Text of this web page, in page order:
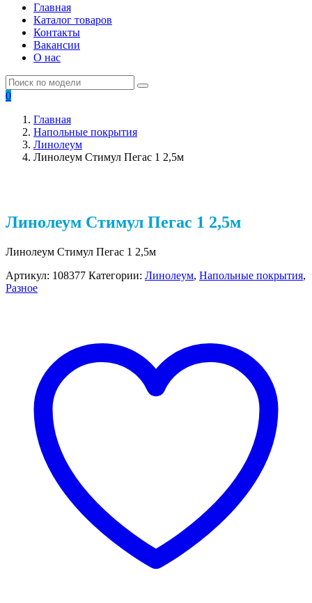
Главная
Каталог товаров
Контакты
Вакансии
О нас
0
Главная
Напольные покрытия
Линолеум
Линолеум Стимул Пегас 1 2,5м
Линолеум Стимул Пегас 1 2,5м
Линолеум Стимул Пегас 1 2,5м
Артикул: 108377 Категории: Линолеум, Напольные покрытия,
Разное